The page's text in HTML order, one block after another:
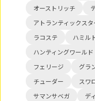
オーストリッチ
アトランティックスタ
ラコステ
ハミル
ハンティングワールド
フェリージ
グラ
チューダー
スワ
サマンサベガ
デ